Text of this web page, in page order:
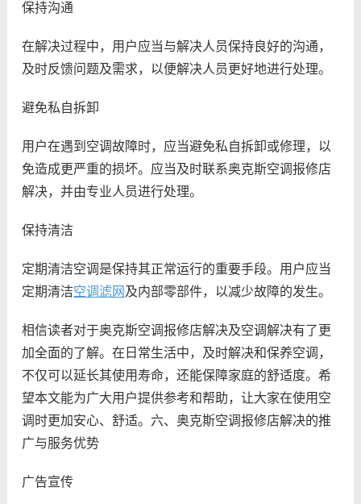
保持沟通
在解决过程中，用户应当与解决人员保持良好的沟通，
及时反馈问题及需求，以便解决人员更好地进行处理。
避免私自拆卸
用户在遇到空调故障时，应当避免私自拆卸或修理，以
免造成更严重的损坏。应当及时联系奥克斯空调报修店
解决，并由专业人员进行处理。
保持清洁
定期清洁空调是保持其正常运行的重要手段。用户应当
定期清洁空调滤网 及内部零部件，以减少故障的发生。
相信读者对于奥克斯空调报修店解决及空调解决有了更
加全面的了解。在日常生活中，及时解决和保养空调，
不仅可以延长其使用寿命，还能保障家庭的舒适度。希
望本文能为广大用户提供参考和帮助，让大家在使用空
调时更加安心、舒适。六、奥克斯空调报修店解决的推
广与服务优势
广告宣传